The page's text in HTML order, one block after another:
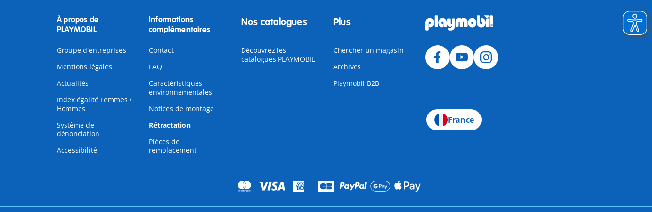
À propos de
PLAYMOBIL
Groupe d'entreprises
Mentions légales
Actualités
Index égalité Femmes /
Hommes
Système de
dénonciation
Accessibilité
Informations
complémentaires
Contact
FAQ
Caractéristiques
environnementales
Notices de montage
Rétractation
Pièces de
remplacement
Nos catalogues
Découvrez les
catalogues PLAYMOBIL
Plus
Chercher un magasin
Archives
Playmobil B2B
France